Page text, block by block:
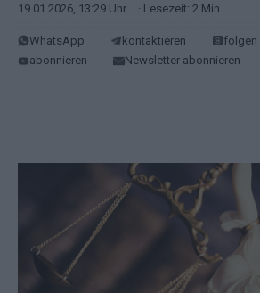
19.01.2026, 13:29 Uhr
· Lesezeit: 2 Min.
WhatsApp kontaktieren folgen
abonnieren
Newsletter abonnieren